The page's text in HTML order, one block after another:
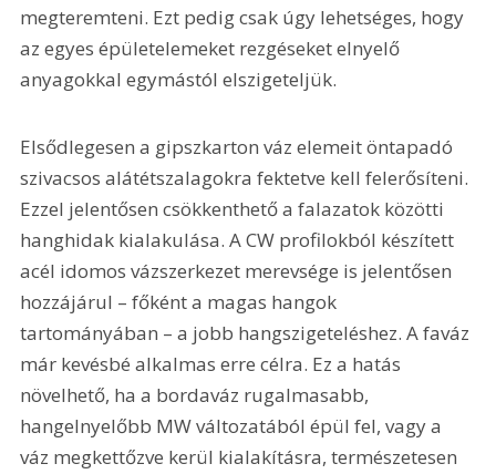
megteremteni. Ezt pedig csak úgy lehetséges, hogy
az egyes épületelemeket rezgéseket elnyelő
anyagokkal egymástól elszigeteljük.
Elsődlegesen a gipszkarton váz elemeit öntapadó
szivacsos alátétszalagokra fektetve kell felerősíteni.
Ezzel jelentősen csökkenthető a falazatok közötti
hanghidak kialakulása. A CW profilokból készített
acél idomos vázszerkezet merevsége is jelentősen
hozzájárul – főként a magas hangok
tartományában – a jobb hangszigeteléshez. A faváz
már kevésbé alkalmas erre célra. Ez a hatás
növelhető, ha a bordaváz rugalmasabb,
hangelnyelőbb MW változatából épül fel, vagy a
váz megkettőzve kerül kialakításra, természetesen